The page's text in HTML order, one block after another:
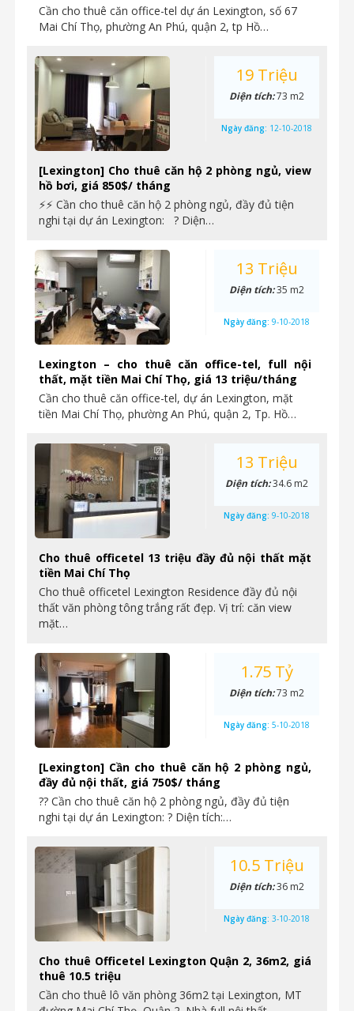
Cần cho thuê căn office-tel dự án Lexington, số 67
Mai Chí Thọ, phường An Phú, quận 2, tp Hồ…
[Lexington] Cho thuê căn hộ 2 phòng ngủ, view
hồ bơi, giá 850$/ tháng
⚡⚡ Cần cho thuê căn hộ 2 phòng ngủ, đầy đủ tiện
nghi tại dự án Lexington: ? Diện…
19 Triệu
Diện tích:73 m2
Ngày đăng: 12-10-2018
Lexington – cho thuê căn office-tel, full nội
thất, mặt tiền Mai Chí Thọ, giá 13 triệu/tháng
Cần cho thuê căn office-tel, dự án Lexington, mặt
tiền Mai Chí Thọ, phường An Phú, quận 2, Tp. Hồ…
13 Triệu
Diện tích:35 m2
Ngày đăng: 9-10-2018
Cho thuê officetel 13 triệu đầy đủ nội thất mặt
tiền Mai Chí Thọ
Cho thuê officetel Lexington Residence đầy đủ nội
thất văn phòng tông trắng rất đẹp. Vị trí: căn view
mặt…
13 Triệu
Diện tích:34.6 m2
Ngày đăng: 9-10-2018
[Lexington] Cần cho thuê căn hộ 2 phòng ngủ,
đầy đủ nội thất, giá 750$/ tháng
?? Cần cho thuê căn hộ 2 phòng ngủ, đầy đủ tiện
nghi tại dự án Lexington: ? Diện tích:…
1.75 Tỷ
Diện tích:73 m2
Ngày đăng: 5-10-2018
Cho thuê Officetel Lexington Quận 2, 36m2, giá
thuê 10.5 triệu
Cần cho thuê lô văn phòng 36m2 tại Lexington, MT
10.5 Triệu
Diện tích:36 m2
Ngày đăng: 3-10-2018